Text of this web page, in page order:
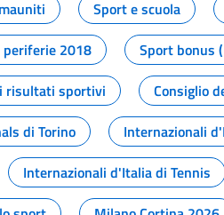
Sport e scuola
periferie 2018 Sport bonus
risultati sportivi
Consiglio
di Torino Internazionali
Internazionali d'Italia di Tennis